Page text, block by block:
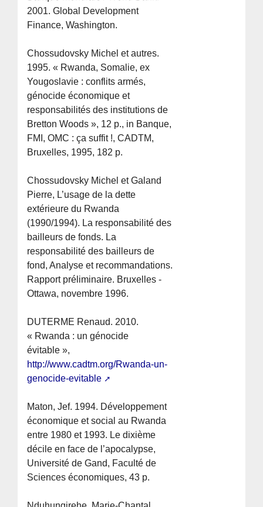
2001. Global Development
Finance, Washington.
Chossudovsky Michel et autres.
1995. « Rwanda, Somalie, ex
Yougoslavie : conflits armés,
génocide économique et
responsabilités des institutions de
Bretton Woods », 12 p., in Banque,
FMI, OMC : ça suffit !, CADTM,
Bruxelles, 1995, 182 p.
Chossudovsky Michel et Galand
Pierre, L’usage de la dette
extérieure du Rwanda
(1990/1994). La responsabilité des
bailleurs de fonds. La
responsabilité des bailleurs de
fond, Analyse et recommandations.
Rapport préliminaire. Bruxelles -
Ottawa, novembre 1996.
DUTERME Renaud. 2010.
« Rwanda : un génocide
évitable »,
http://www.cadtm.org/Rwanda-un-
genocide-evitable
Maton, Jef. 1994. Développement
économique et social au Rwanda
entre 1980 et 1993. Le dixième
décile en face de l’apocalypse,
Université de Gand, Faculté de
Sciences économiques, 43 p.